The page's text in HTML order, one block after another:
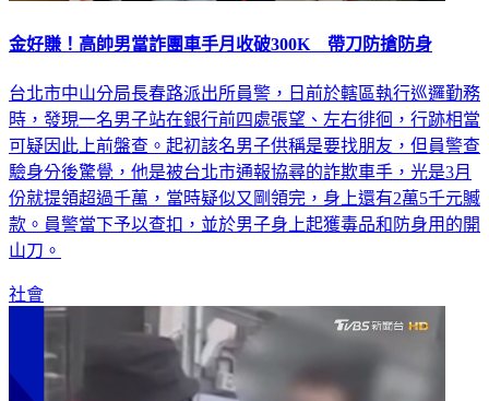
金好賺！高帥男當詐團車手月收破300K 帶刀防搶防身
台北市中山分局長春路派出所員警，日前於轄區執行巡邏勤務
時，發現一名男子站在銀行前四處張望、左右徘徊，行跡相當
可疑因此上前盤查。起初該名男子供稱是要找朋友，但員警查
驗身分後驚覺，他是被台北市通報協尋的詐欺車手，光是3月
份就提領超過千萬，當時疑似又剛領完，身上還有2萬5千元贓
款。員警當下予以查扣，並於男子身上起獲毒品和防身用的開
山刀。
社會